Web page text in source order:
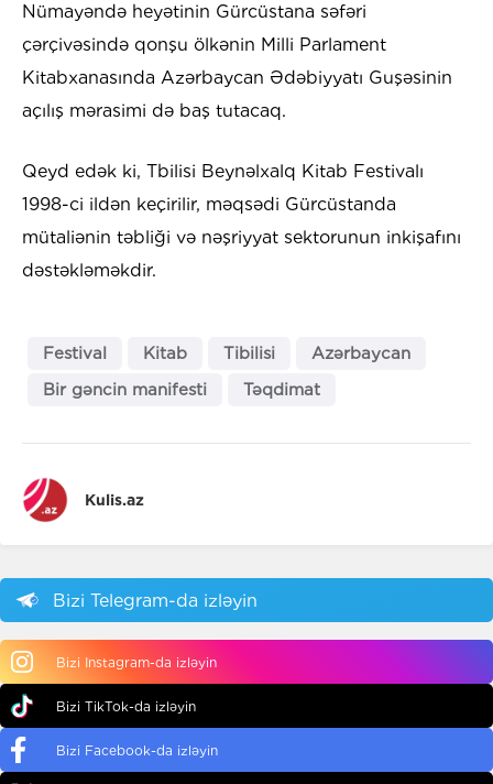
Nümayəndə heyətinin Gürcüstana səfəri
çərçivəsində qonşu ölkənin Milli Parlament
Kitabxanasında Azərbaycan Ədəbiyyatı Guşəsinin
açılış mərasimi də baş tutacaq.
Qeyd edək ki, Tbilisi Beynəlxalq Kitab Festivalı
1998-ci ildən keçirilir, məqsədi Gürcüstanda
mütaliənin təbliği və nəşriyyat sektorunun inkişafını
dəstəkləməkdir.
Festival Kitab Tibilisi
Azərbaycan
Bir gəncin manifesti
Təqdimat
Kulis.az
Bizi Telegram-da izləyin
Bizi Instagram-da izləyin
Bizi TikTok-da izləyin
Bizi Facebook-da izləyin